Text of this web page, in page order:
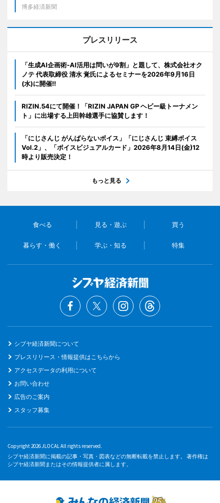
博多経済新聞
プレスリリース
「生成AI企画術-AI活用は問いが9割」と題して、株式会社オク
ノテ 代表取締役 清水 覚氏によるセミナーを2026年9月16日
(水)に開催!!
RIZIN.54にて開催！「RIZIN JAPAN GP ヘビー級トーナメン
ト」に出場する上田幹雄選手に協賛します！
「にじさんじ がんばらないボイス」「にじさんじ 束縛ボイス
Vol.2」、「ボイスビジュアルカード」2026年8月14日(金)12
時より販売決定！
もっと見る
食べる 見る・遊ぶ 買う
暮らす・働く 学ぶ・知る 特集
シブヤ経済新聞について
プレスリリース・情報提供はこちらから
アクセスデータの利用について
お問い合わせ
広告のご案内
スタッフ募集
Copyright 2026 JLOCAL All rights reserved.
シブヤ経済新聞に掲載の記事・写真・図表などの無断転載を禁止します。 著作権は
シブヤ経済新聞またはその情報提供者に属します。